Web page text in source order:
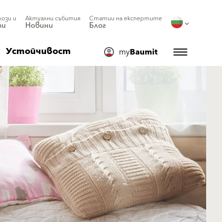
и Актуални събития
Новини
Статии на експертите
Блог
Устойчивост myBaumit